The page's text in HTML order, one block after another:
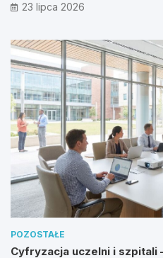
23 lipca 2026
POZOSTAŁE
Cyfryzacja uczelni i szpitali